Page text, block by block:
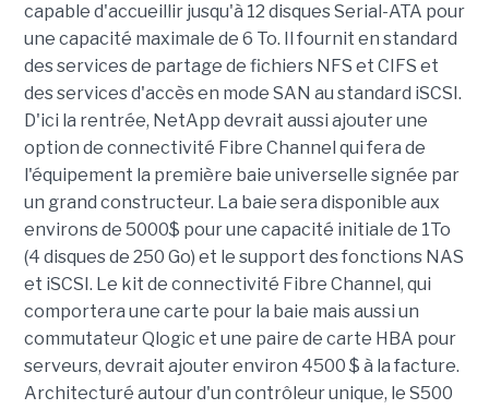
capable d'accueillir jusqu'à 12 disques Serial-ATA pour
une capacité maximale de 6 To. Il fournit en standard
des services de partage de fichiers NFS et CIFS et
des services d'accès en mode SAN au standard iSCSI.
D'ici la rentrée, NetApp devrait aussi ajouter une
option de connectivité Fibre Channel qui fera de
l'équipement la première baie universelle signée par
un grand constructeur. La baie sera disponible aux
environs de 5000$ pour une capacité initiale de 1To
(4 disques de 250 Go) et le support des fonctions NAS
et iSCSI. Le kit de connectivité Fibre Channel, qui
comportera une carte pour la baie mais aussi un
commutateur Qlogic et une paire de carte HBA pour
serveurs, devrait ajouter environ 4500 $ à la facture.
Architecturé autour d'un contrôleur unique, le S500